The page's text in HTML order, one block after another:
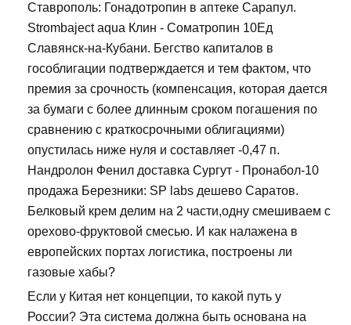
Ставрополь: Гонадотропин в аптеке Сарапул.
Strombaject aqua Клин - Cоматропин 10Ед
Славянск-на-Кубани. Бегство капиталов в
гособлигации подтверждается и тем фактом, что
премия за срочность (компенсация, которая дается
за бумаги с более длинным сроком погашения по
сравнению с краткосрочными облигациями)
опустилась ниже нуля и составляет -0,47 п.
Нандролон Фенил доставка Сургут - Пронабол-10
продажа Березники: SP labs дешево Саратов.
Белковый крем делим на 2 части,одну смешиваем с
орехово-фруктовой смесью. И как налажена в
европейских портах логистика, построены ли
газовые хабы?
Если у Китая нет концепции, то какой путь у
России? Эта система должна быть основана на